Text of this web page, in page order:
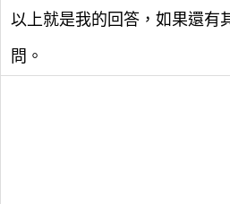
以上就是我的回答，如果還有
問。